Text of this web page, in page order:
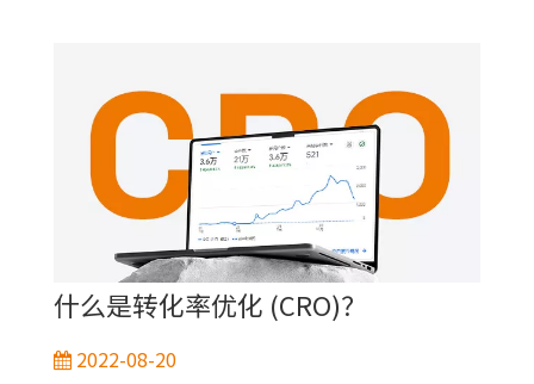
什么是转化率优化 (CRO)？
2022-08-20